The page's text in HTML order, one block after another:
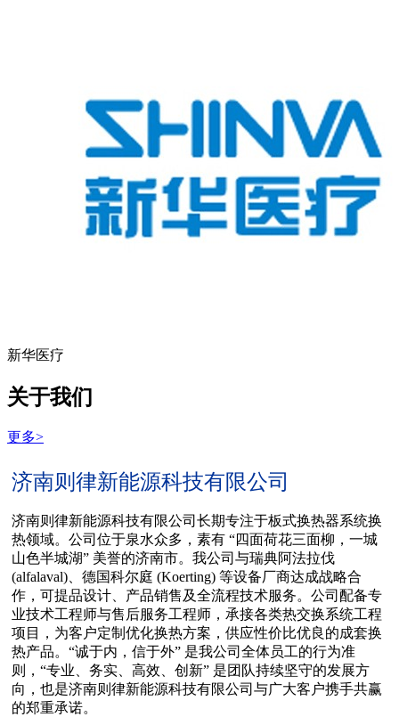
新华医疗
关于我们
更多>
济南则律新能源科技有限公司
济南则律新能源科技有限公司长期专注于板式换热器系统换
热领域。公司位于泉水众多，素有 “四面荷花三面柳，一城
山色半城湖” 美誉的济南市。我公司与瑞典阿法拉伐
(alfalaval)、德国科尔庭 (Koerting) 等设备厂商达成战略合
作，可提品设计、产品销售及全流程技术服务。公司配备专
业技术工程师与售后服务工程师，承接各类热交换系统工程
项目，为客户定制优化换热方案，供应性价比优良的成套换
热产品。“诚于内，信于外” 是我公司全体员工的行为准
则，“专业、务实、高效、创新” 是团队持续坚守的发展方
向，也是济南则律新能源科技有限公司与广大客户携手共赢
的郑重承诺。